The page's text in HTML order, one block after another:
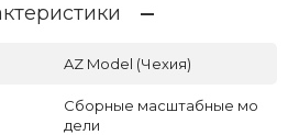
AZ Model (Чехия)
Сборные масштабные мо
дели